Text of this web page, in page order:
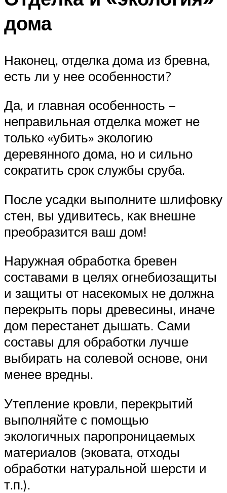
дома
Наконец, отделка дома из бревна,
есть ли у нее особенности?
Да, и главная особенность –
неправильная отделка может не
только «убить» экологию
деревянного дома, но и сильно
сократить срок службы сруба.
После усадки выполните шлифовку
стен, вы удивитесь, как внешне
преобразится ваш дом!
Наружная обработка бревен
составами в целях огнебиозащиты
и защиты от насекомых не должна
перекрыть поры древесины, иначе
дом перестанет дышать. Сами
составы для обработки лучше
выбирать на солевой основе, они
менее вредны.
Утепление кровли, перекрытий
выполняйте с помощью
экологичных паропроницаемых
материалов (эковата, отходы
обработки натуральной шерсти и
т.п.).